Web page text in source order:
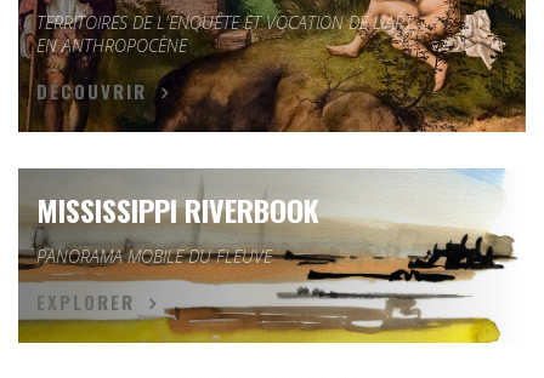
TERRITOIRES DE L'ENQUÊTE ET VOCATION DE L'ART
EN ANTHROPOCÈNE
DÉCOUVRIR
MISSISSIPPI RIVERBOOK
PANORAMA MOBILE DU FLEUVE
EXPLORER